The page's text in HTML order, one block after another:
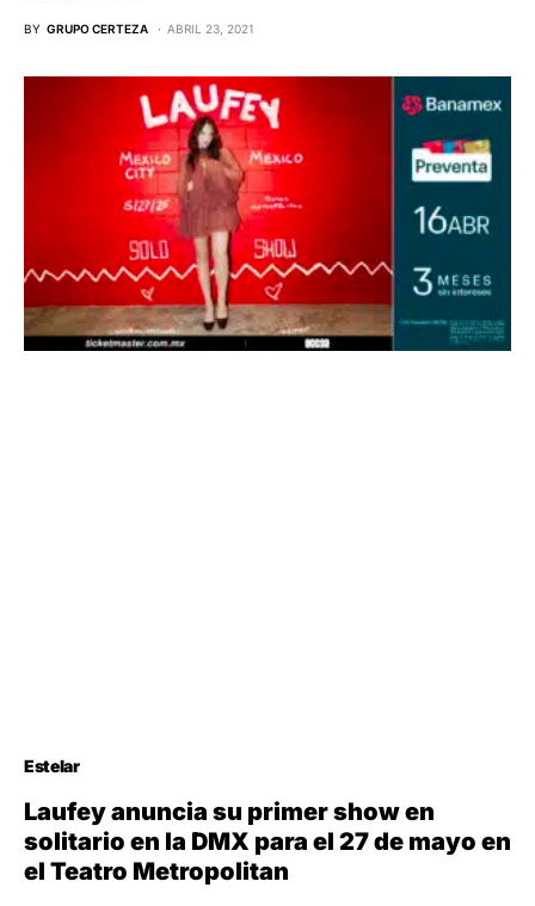
BY GRUPO CERTEZA ABRIL 23, 2021
Estelar
Laufey anuncia su primer show en
solitario en la DMX para el 27 de mayo en
el Teatro Metropolitan